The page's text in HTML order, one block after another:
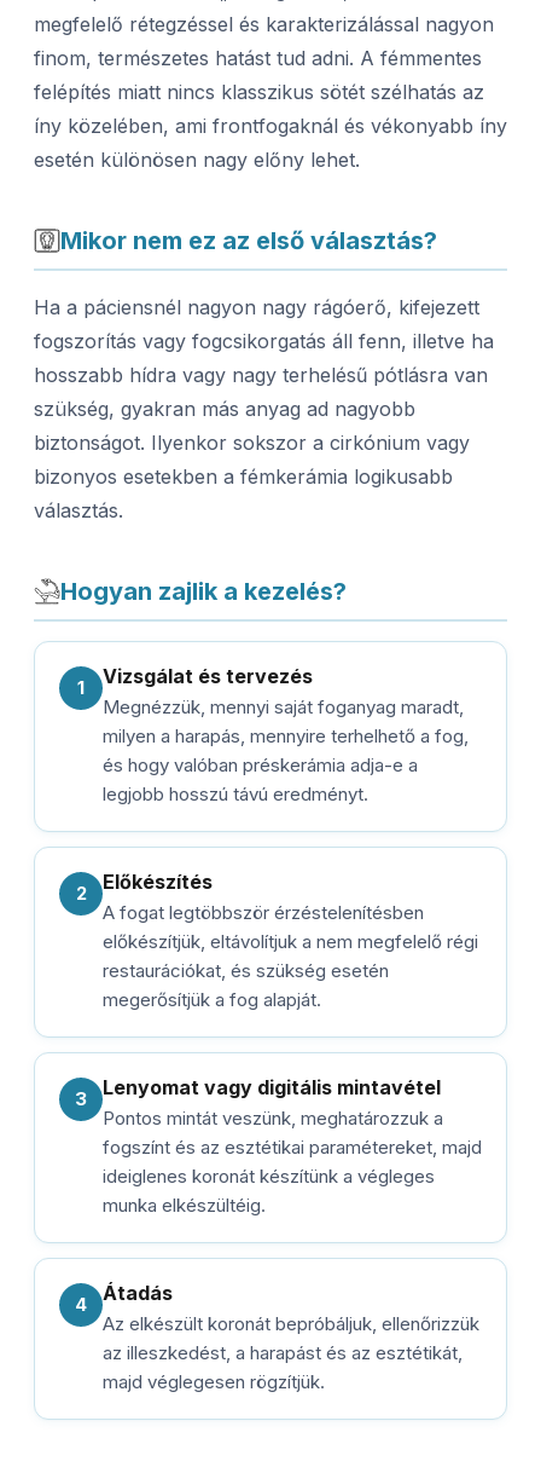
megfelelő rétegzéssel és karakterizálással nagyon
finom, természetes hatást tud adni. A fémmentes
felépítés miatt nincs klasszikus sötét szélhatás az
íny közelében, ami frontfogaknál és vékonyabb íny
esetén különösen nagy előny lehet.
Mikor nem ez az első választás?
Ha a páciensnél nagyon nagy rágóerő, kifejezett
fogszorítás vagy fogcsikorgatás áll fenn, illetve ha
hosszabb hídra vagy nagy terhelésű pótlásra van
szükség, gyakran más anyag ad nagyobb
biztonságot. Ilyenkor sokszor a cirkónium vagy
bizonyos esetekben a fémkerámia logikusabb
választás.
Hogyan zajlik a kezelés?
1 Vizsgálat és tervezés
Megnézzük, mennyi saját foganyag maradt,
milyen a harapás, mennyire terhelhető a fog,
és hogy valóban préskerámia adja-e a
legjobb hosszú távú eredményt.
2 Előkészítés
A fogat legtöbbször érzéstelenítésben
előkészítjük, eltávolítjuk a nem megfelelő régi
restaurációkat, és szükség esetén
megerősítjük a fog alapját.
3 Lenyomat vagy digitális mintavétel
Pontos mintát veszünk, meghatározzuk a
fogszínt és az esztétikai paramétereket, majd
ideiglenes koronát készítünk a végleges
munka elkészültéig.
4 Átadás
Az elkészült koronát bepróbáljuk, ellenőrizzük
az illeszkedést, a harapást és az esztétikát,
majd véglegesen rögzítjük.